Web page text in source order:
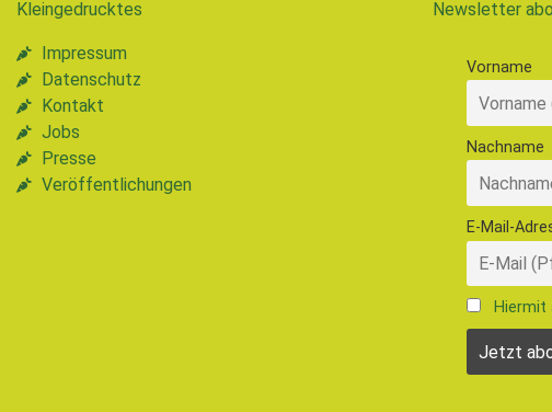
Kleingedrucktes
Impressum
Datenschutz
Kontakt
Jobs
Presse
Veröffentlichungen
Newsletter
Vorname
Nachname
E-Mail-
Hiermit